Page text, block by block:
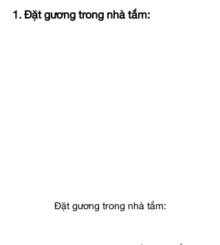
1. Đặt gương trong nhà tắm:
Đặt gương trong nhà tắm: